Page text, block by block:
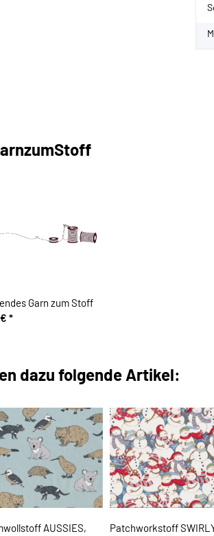
Garn zum Stoff
*
dazu folgende Artikel:
AUSSIES,
Patchworkstoff